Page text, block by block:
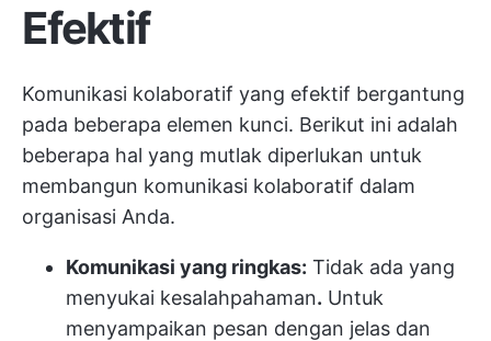
Efektif
Komunikasi kolaboratif yang efektif bergantung
pada beberapa elemen kunci. Berikut ini adalah
beberapa hal yang mutlak diperlukan untuk
membangun komunikasi kolaboratif dalam
organisasi Anda.
Komunikasi yang ringkas: Tidak ada yang
menyukai kesalahpahaman. Untuk
menyampaikan pesan dengan jelas dan